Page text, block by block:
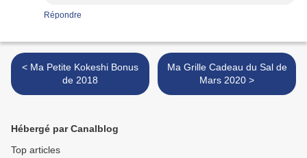
Répondre
< Ma Petite Kokeshi Bonus
de 2018
Ma Grille Cadeau du Sal de
Mars 2020 >
Hébergé par Canalblog
Top articles